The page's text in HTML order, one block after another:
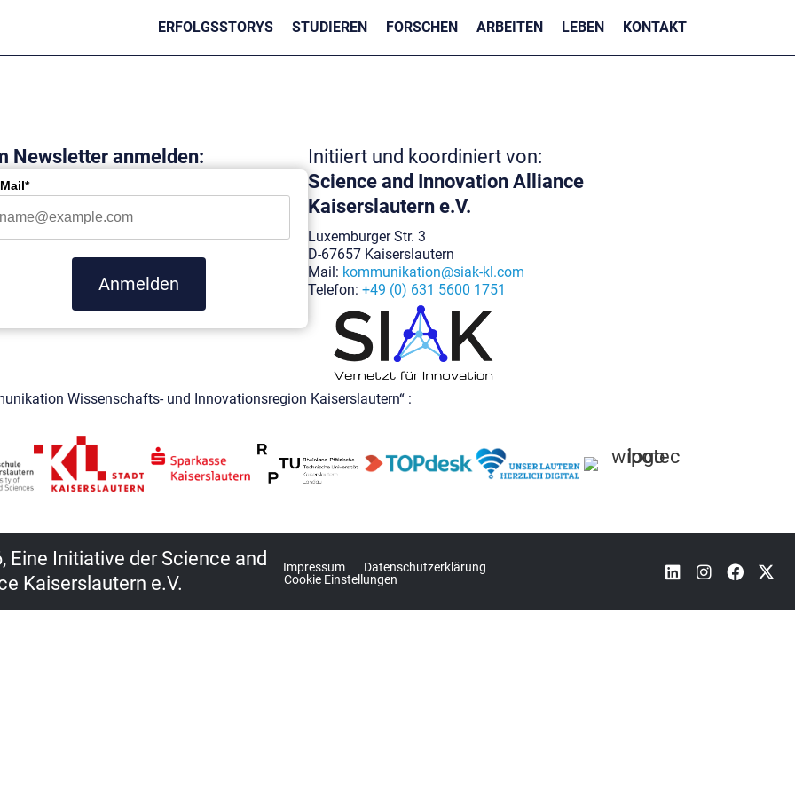
ERFOLGSSTORYS STUDIEREN FORSCHEN ARBEITEN LEBEN KONTAKT
Newsletter anmelden:
Anmelden
Initiiert und koordiniert von:
Science and Innovation Alliance
Kaiserslautern e.V.
Luxemburger Str. 3
D-67657 Kaiserslautern
Mail: kommunikation@siak-kl.com
Telefon:+49 (0) 631 5600 1751
Wissenschafts- und Innovationsregion Kaiserslautern“ :
Eine Initiative der Science and
Kaiserslautern e.V.
Impressum
Datenschutzerklärung
Cookie Einstellungen